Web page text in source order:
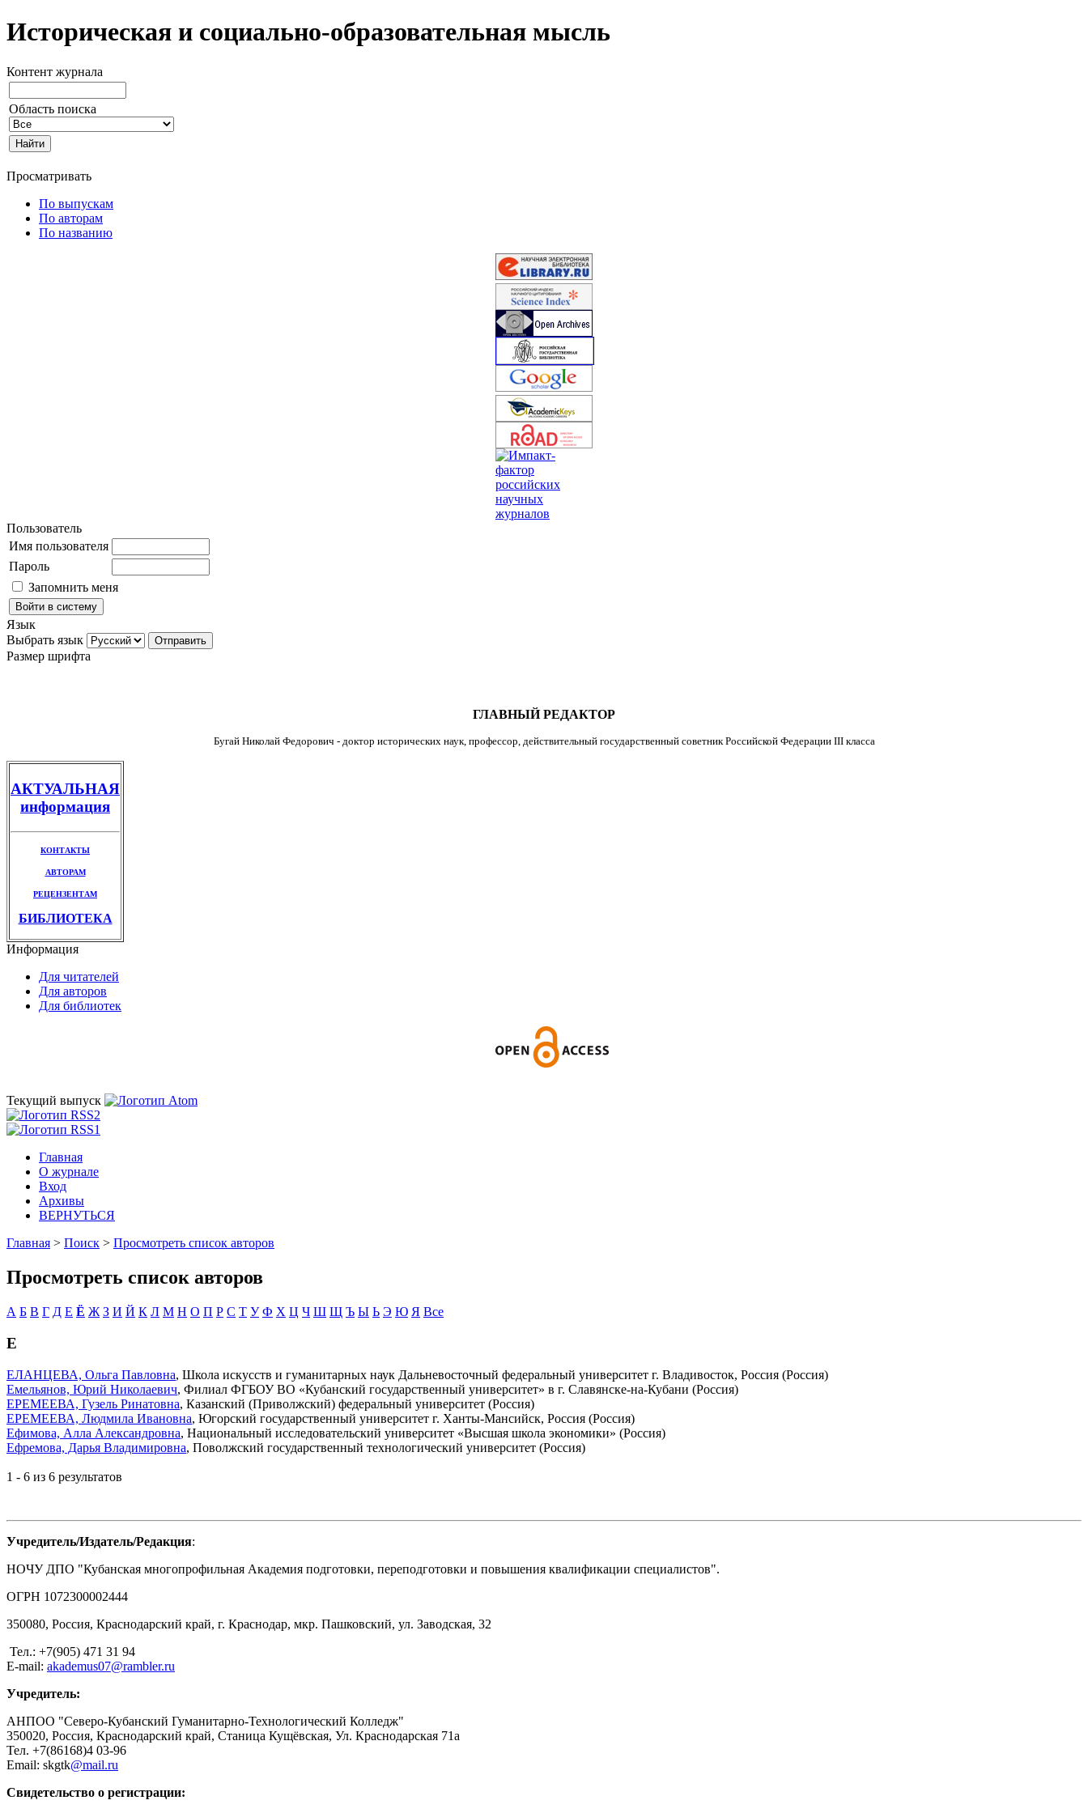
Историческая и социально-образовательная мысль
Контент журнала
Область поиска
Просматривать
По выпускам
По авторам
По названию
Пользователь
Имя пользователя
Пароль
Запомнить меня
Язык
Выбрать язык
Размер шрифта
ГЛАВНЫЙ РЕДАКТОР
Бугай Николай Федорович - доктор исторических наук, профессор, действительный государственный советник Российской Федерации III класса
АКТУАЛЬНАЯ
информация
КОНТАКТЫ
АВТОРАМ
РЕЦЕНЗЕНТАМ
БИБЛИОТЕКА
Информация
Для читателей
Для авторов
Для библиотек
Текущий выпуск
Главная
О журнале
Вход
Архивы
ВЕРНУТЬСЯ
Главная > Поиск > Просмотреть список авторов
Просмотреть список авторов
А Б В Г Д Е Ё Ж З И Й К Л М Н О П Р С Т У Ф Х Ц Ч Ш Щ Ъ Ы Ь Э Ю Я Все
Е
ЕЛАНЦЕВА, Ольга Павловна, Школа искусств и гуманитарных наук Дальневосточный федеральный университет г. Владивосток, Россия (Россия)
Емельянов, Юрий Николаевич, Филиал ФГБОУ ВО «Кубанский государственный университет» в г. Славянске-на-Кубани (Россия)
ЕРЕМЕЕВА, Гузель Ринатовна, Казанский (Приволжский) федеральный университет (Россия)
ЕРЕМЕЕВА, Людмила Ивановна, Югорский государственный университет г. Ханты-Мансийск, Россия (Россия)
Ефимова, Алла Александровна, Национальный исследовательский университет «Высшая школа экономики» (Россия)
Ефремова, Дарья Владимировна, Поволжский государственный технологический университет (Россия)
1 - 6 из 6 результатов
Учредитель/Издатель/Редакция:
НОЧУ ДПО "Кубанская многопрофильная Академия подготовки, переподготовки и повышения квалификации специалистов".
ОГРН 1072300002444
350080, Россия, Краснодарский край, г. Краснодар, мкр. Пашковский, ул. Заводская, 32
Тел.: +7(905) 471 31 94
E-mail: akademus07@rambler.ru
Учредитель:
АНПОО "Северо-Кубанский Гуманитарно-Технологический Колледж"
350020, Россия, Краснодарский край, Станица Кущёвская, Ул. Краснодарская 71а
Тел. +7(86168)4 03-96
Email: skgtk@mail.ru
Свидетельство о регистрации: